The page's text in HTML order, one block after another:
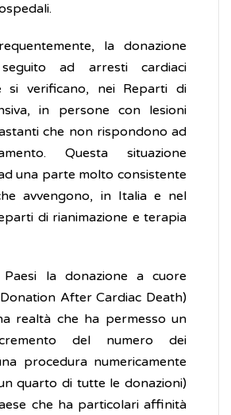
la donazione
ad arresti cardiaci
si verificano, nei Reparti di
in persone con lesioni
che non rispondono ad
Questa situazione
una parte molto consistente
avvengono, in Italia e nel
di rianimazione e terapia
la donazione a cuore
After Cardiac Death)
realtà che ha permesso un
del numero dei
procedura numericamente
quarto di tutte le donazioni)
che ha particolari affinità